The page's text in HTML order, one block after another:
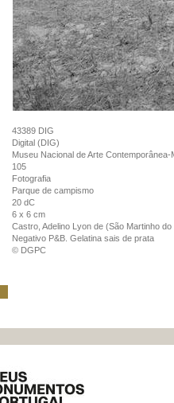
43389 DIG
Digital (DIG)
Museu Nacional de Arte Contemporânea-
105
Fotografia
Parque de campismo
20 dC
6 x 6 cm
Castro, Adelino Lyon de (São Martinho
Negativo P&B. Gelatina sais de prata
© DGPC